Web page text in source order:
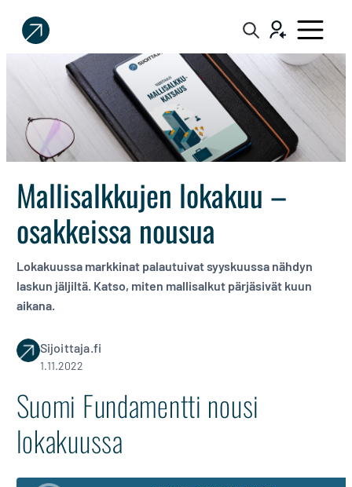
Sijoittaja.fi
Tee
parempia
sijoituspäätöksiä
Mallisalkkujen lokakuu –
osakkeissa nousua
Lokakuussa markkinat palautuivat syyskuussa nähdyn
laskun jäljiltä. Katso, miten mallisalkut pärjäsivät kuun
aikana.
Sijoittaja.fi
1.11.2022
Suomi Fundamentti nousi
lokakuussa